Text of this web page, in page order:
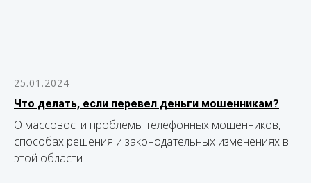
25.01.2024
Что делать, если перевел деньги мошенникам?
О массовости проблемы телефонных мошенников,
способах решения и законодательных изменениях в
этой области